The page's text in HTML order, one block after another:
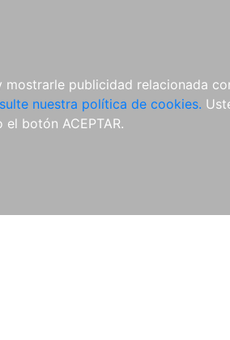
publicidad relacionada
nuestra política de cookies.
botón ACEPTAR.